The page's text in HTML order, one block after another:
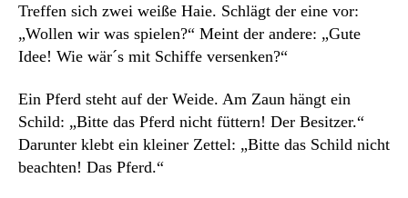
Treffen sich zwei weiße Haie. Schlägt der eine vor:
„Wollen wir was spielen?“ Meint der andere: „Gute
Idee! Wie wär´s mit Schiffe versenken?“
Ein Pferd steht auf der Weide. Am Zaun hängt ein
Schild: „Bitte das Pferd nicht füttern! Der Besitzer.“
Darunter klebt ein kleiner Zettel: „Bitte das Schild nicht
beachten! Das Pferd.“